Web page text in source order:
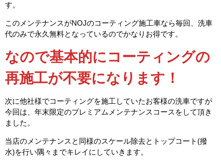
す。
このメンテナンスがNOJのコーティング施工車なら毎回、洗車
代のみで永久無料となっているのでかなりお得です。
なので基本的にコーティングの
再施工が不要になります！
次に他社様でコーティングを施工していたお客様の洗車ですが
今回は、年末限定のプレミアムメンテナンスコースをして頂き
ました。
当店のメンテナンスと同様のスケール除去とトップコート(撥
水)を行い隅々までキレイにしていきます。